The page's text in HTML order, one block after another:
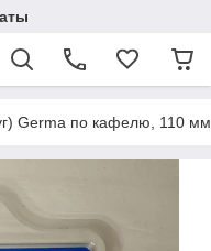
Germa по кафелю, 110